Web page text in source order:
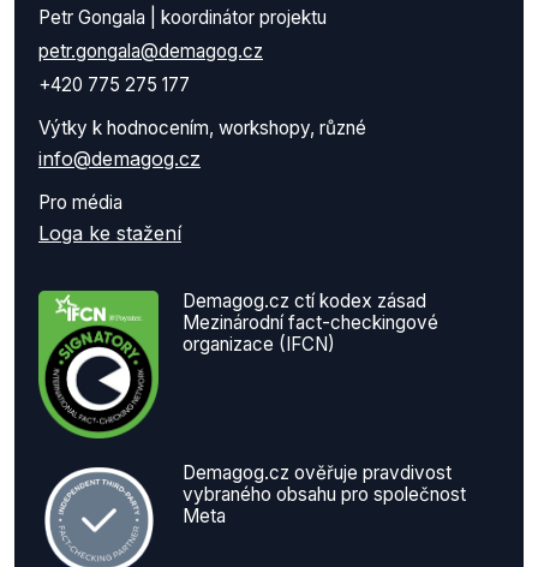
Petr Gongala | koordinátor projektu
petr.gongala@demagog.cz
+420 775 275 177
Výtky k hodnocením, workshopy, různé
info@demagog.cz
Pro média
Loga ke stažení
Demagog.cz ctí kodex zásad
Mezinárodní fact-checkingové
organizace (IFCN)
Demagog.cz ověřuje pravdivost
vybraného obsahu pro společnost
Meta